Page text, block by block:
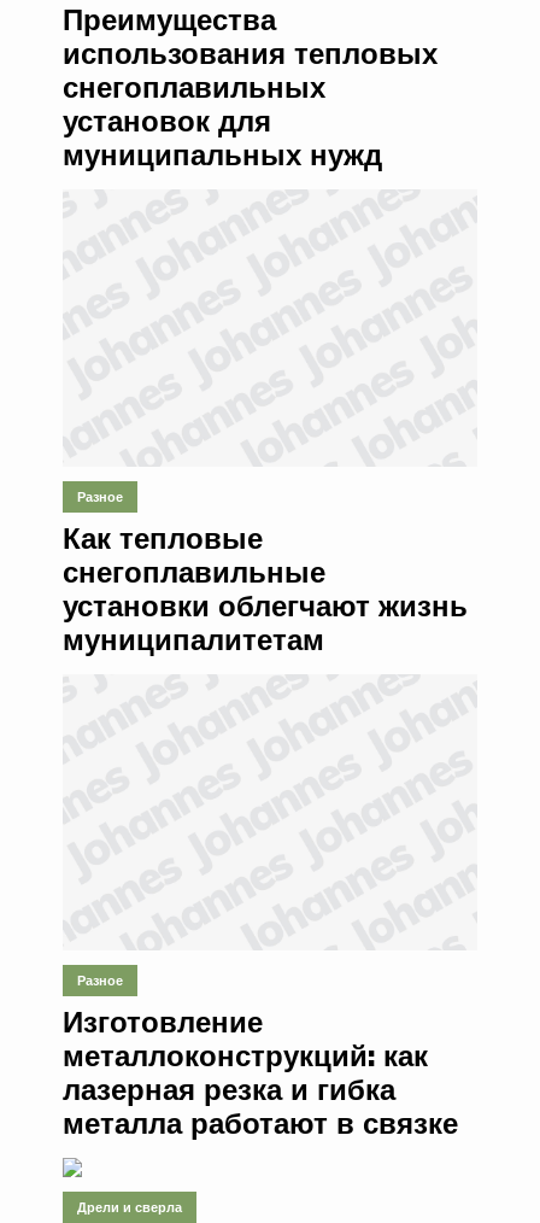
Преимущества
использования тепловых
снегоплавильных
установок для
муниципальных нужд
Разное
Как тепловые
снегоплавильные
установки облегчают жизнь
муниципалитетам
Разное
Изготовление
металлоконструкций: как
лазерная резка и гибка
металла работают в связке
Дрели и сверла